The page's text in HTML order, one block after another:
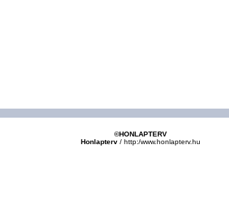
©HONLAPTERV
Honlapterv / http:/www.honlapterv.hu